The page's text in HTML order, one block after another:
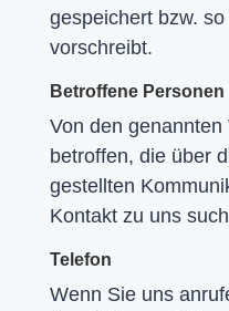
gespeichert bzw.
vorschreibt.
Betroffene Personen
Von den
betroffen, die über
gestellten
Kontakt zu uns
Telefon
Wenn Sie uns